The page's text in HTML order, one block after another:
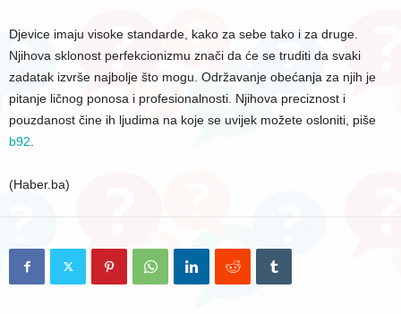
Djevice imaju visoke standarde, kako za sebe tako i za druge.
Njihova sklonost perfekcionizmu znači da će se truditi da svaki
zadatak izvrše najbolje što mogu. Održavanje obećanja za njih je
pitanje ličnog ponosa i profesionalnosti. Njihova preciznost i
pouzdanost čine ih ljudima na koje se uvijek možete osloniti, piše
b92.
(Haber.ba)